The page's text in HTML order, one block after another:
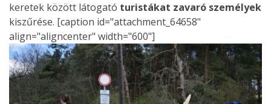
keretek között látogató turistákat zavaró személyek
kiszűrése. [caption id="attachment_64658"
align="aligncenter" width="600"]